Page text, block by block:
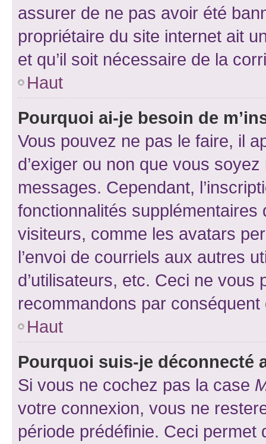
assurer de ne pas avoir été
propriétaire du site internet ait
et qu’il soit nécessaire de la
Haut
Pourquoi ai-je besoin de
Vous pouvez ne pas le faire, il
d’exiger ou non que vous
messages. Cependant,
fonctionnalités
visiteurs, comme les avatars
l’envoi de courriels aux autres
d’utilisateurs, etc. Ceci ne vous
recommandons par conséquent
Haut
Pourquoi suis-je déconnecté
Si vous ne cochez pas la case
votre connexion, vous ne
période prédéfinie. Ceci permet